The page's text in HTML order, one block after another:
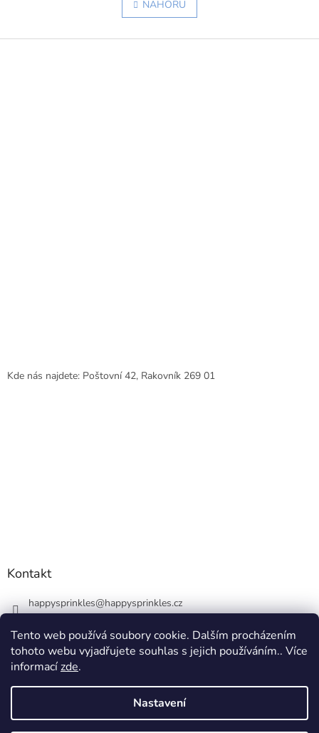
Tento web používá soubory cookie. Dalším procházením
tohoto webu vyjadřujete souhlas s jejich používáním.. Více
informacízde.
Nastavení
l
á
n
k
v
NAHORU
Z
Kde nás najdete: Poštovní 42, Rakovník 269 01
Kontakt
happysprinkles@happysprinkles.cz
Vytvořil Shoptet